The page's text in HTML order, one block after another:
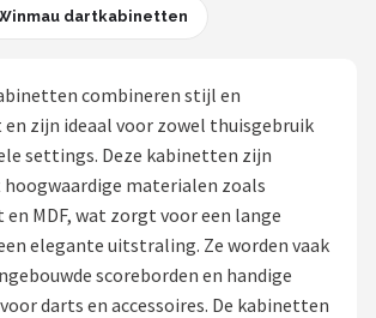
dartkabinetten
combineren stijl en
zijn ideaal voor zowel thuisgebruik
settings. Deze kabinetten zijn
hoogwaardige materialen zoals
MDF, wat zorgt voor een lange
elegante uitstraling. Ze worden vaak
scoreborden en handige
darts en accessoires. De kabinetten